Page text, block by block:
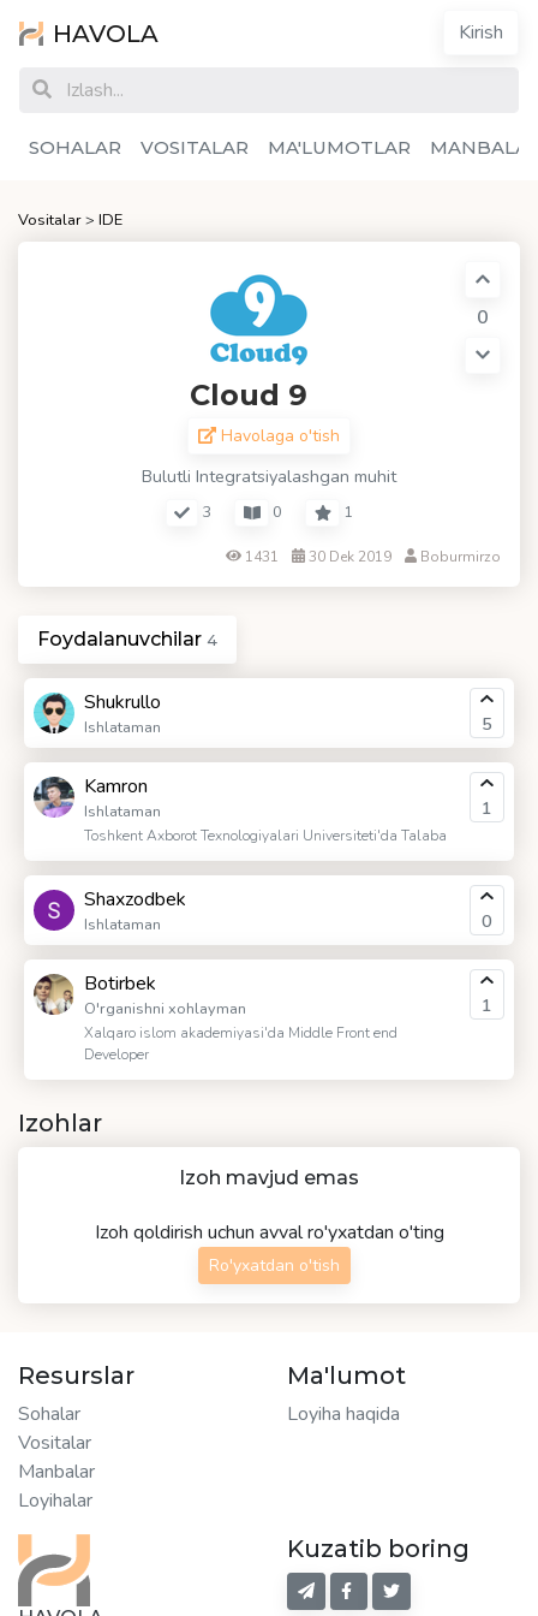
HAVOLA Kirish
SOHALAR VOSITALAR MA'LUMOTLAR
Vositalar> IDE
Cloud 9
Havolaga o'tish
Bulutli Integratsiyalashgan muhit
3 0 1
0
1431 30 Dek 2019 Boburmirzo
Foydalanuvchilar 4
Shukrullo
Ishlataman 5
Kamron
Ishlataman
Toshkent Axborot Texnologiyalari Universiteti'da Talaba
1
Shaxzodbek
Ishlataman 0
Botirbek
O'rganishni xohlayman
Xalqaro islom akademiyasi'da Middle Front end
Developer
1
Izohlar
Izoh mavjud emas
Izoh qoldirish uchun avval ro'yxatdan o'ting
Ro'yxatdan o'tish
Resurslar
Sohalar
Vositalar
Manbalar
Loyihalar
Ma'lumot
Loyiha haqida
Kuzatib boring